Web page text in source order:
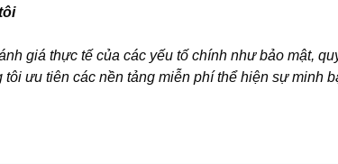
giá thực tế của các yếu tố chính như bảo mật,
ưu tiên các nền tảng miễn phí thể hiện sự minh